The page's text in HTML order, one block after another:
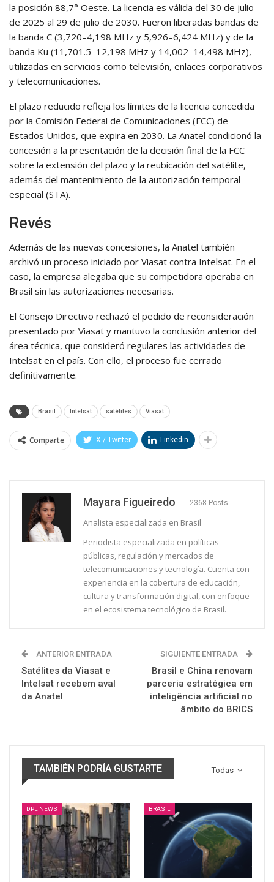
la posición 88,7° Oeste. La licencia es válida del 30 de julio
de 2025 al 29 de julio de 2030. Fueron liberadas bandas de
la banda C (3,720–4,198 MHz y 5,926–6,424 MHz) y de la
banda Ku (11,701.5–12,198 MHz y 14,002–14,498 MHz),
utilizadas en servicios como televisión, enlaces corporativos
y telecomunicaciones.
El plazo reducido refleja los límites de la licencia concedida
por la Comisión Federal de Comunicaciones (FCC) de
Estados Unidos, que expira en 2030. La Anatel condicionó la
concesión a la presentación de la decisión final de la FCC
sobre la extensión del plazo y la reubicación del satélite,
además del mantenimiento de la autorización temporal
especial (STA).
Revés
Además de las nuevas concesiones, la Anatel también
archivó un proceso iniciado por Viasat contra Intelsat. En el
caso, la empresa alegaba que su competidora operaba en
Brasil sin las autorizaciones necesarias.
El Consejo Directivo rechazó el pedido de reconsideración
presentado por Viasat y mantuvo la conclusión anterior del
área técnica, que consideró regulares las actividades de
Intelsat en el país. Con ello, el proceso fue cerrado
definitivamente.
Brasil Intelsat satélites Viasat
Comparte X / Twitter Linkedin
⁨Mayara Figueiredo 2368 Posts
Analista especializada en Brasil
Periodista especializada en políticas
públicas, regulación y mercados de
telecomunicaciones y tecnología. Cuenta con
experiencia en la cobertura de educación,
cultura y transformación digital, con enfoque
en el ecosistema tecnológico de Brasil.
ANTERIOR ENTRADA
Satélites da Viasat e
Intelsat recebem aval
da Anatel
SIGUIENTE ENTRADA
Brasil e China renovam
parceria estratégica em
inteligência artificial no
âmbito do BRICS
Todas
TAMBIÉN PODRÍA GUSTARTE
DPL NEWS BRASIL